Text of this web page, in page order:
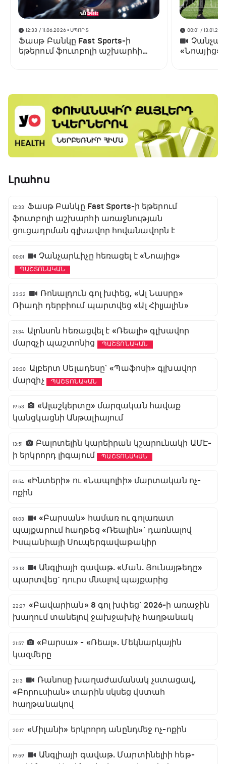
12:33 / 11.06.2026• ՍՊՈՐՏ
Ֆասթ Բանկը Fast Sports-ի
եթերում ֆուտբոլի աշխարհի
00:01 /
«Նոայից»
Լրահոս
12:33
Ֆասթ Բանկը Fast Sports-ի եթերում
ֆուտբոլի աշխարհի առաջնության
ցուցադրման գլխավոր հովանավորն է
00:01 Չանչարևիչը հեռացել է «Նոայից»
ՊԱՇՏՈՆԱԿԱՆ
23:32
Ռոնալդուն գոլ խփեց, «Ալ Նասրը»
Ռիադի դերբիում պարտվեց «Ալ Հիլյալին»
21:34 Ալոնսոն հեռացվել է «Ռեալի» գլխավոր
մարզչի պաշտոնից
ՊԱՇՏՈՆԱԿԱՆ
20:30
Ալբերտ Սելադեսը` «Պաֆոսի» գլխավոր
մարզիչ
ՊԱՇՏՈՆԱԿԱՆ
19:53
«Ալաշկերտը» մարզական հավաք
կանցկացնի Անթալիայում
13:51
Բալոտելին կարեիրան կշարունակի ԱՄԷ-
ի երկրորդ լիգայում
ՊԱՇՏՈՆԱԿԱՆ
01:54 «Ինտերի» ու «Նապոլիի» մարտական ոչ-
ոքին
01:03
«Բարսան» համառ ու գոլառատ
պայքարում հաղթեց «Ռեալին»` դառնալով
Իսպանիայի Սուպերգավաթակիր
23:13
Անգլիայի գավաթ. «Ման. Յունայթեդը»
պարտվեց` դուրս մնալով պայքարից
22:27 «Բավարիան» 8 գոլ խփեց` 2026-ի առաջին
խաղում տանելով ջախջախիչ հաղթանակ
21:57
«Բարսա» - «Ռեալ». Մեկնարկային
կազմերը
21:13
Ռանոսը խաղաժամանակ չստացավ,
«Բորուսիան» տարին սկսեց վստահ
հաղթանակով
20:17 «Միլանի» երկրորդ անընդմեջ ոչ-ոքին
19:59
Անգլիայի գավաթ. Մարտինելիի հեթ-